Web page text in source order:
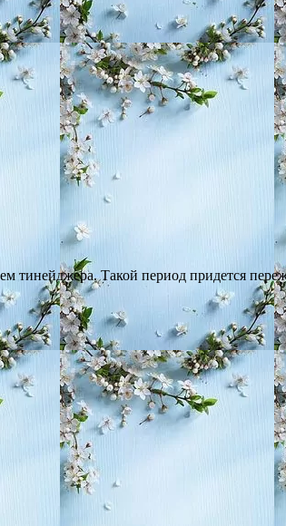
тинейджера. Такой период придется